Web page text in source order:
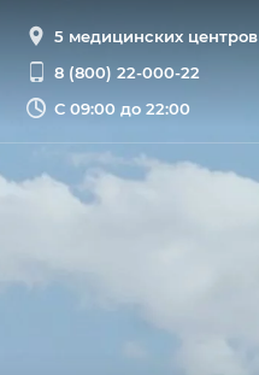
5 медицинских центров
8 (800) 22-000-22
С 09:00 до 22:00